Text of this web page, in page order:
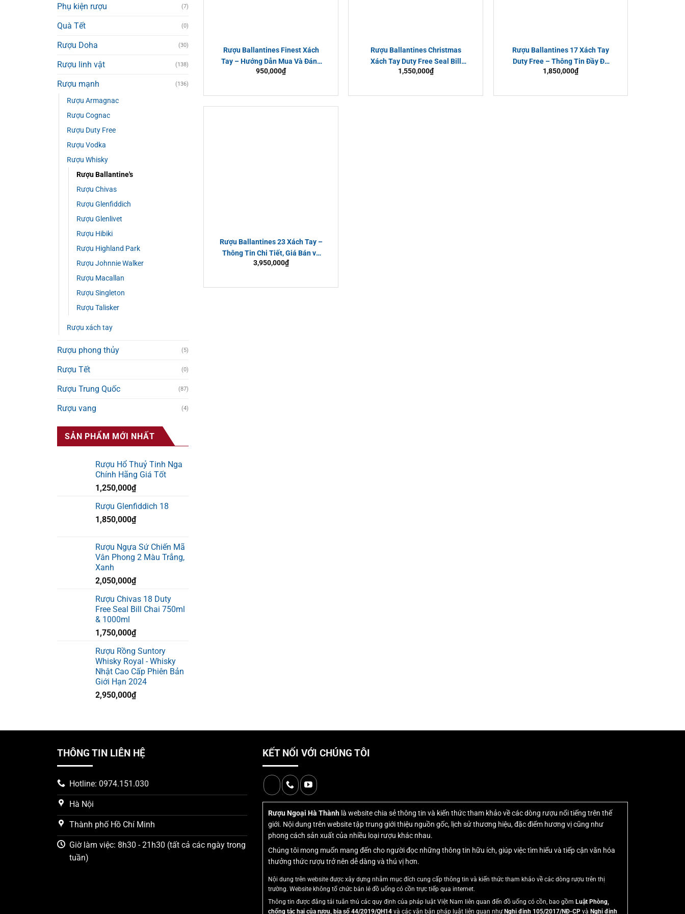
Phụ kiện rượu (7)
Quà Tết (0)
Rượu Doha (30)
Rượu linh vật (138)
Rượu mạnh (136)
Rượu Armagnac
Rượu Cognac
Rượu Duty Free
Rượu Vodka
Rượu Whisky
Rượu Ballantine's
Rượu Chivas
Rượu Glenfiddich
Rượu Glenlivet
Rượu Hibiki
Rượu Highland Park
Rượu Johnnie Walker
Rượu Macallan
Rượu Singleton
Rượu Talisker
Rượu xách tay
Rượu phong thủy (5)
Rượu Tết (0)
Rượu Trung Quốc (87)
Rượu vang (4)
SẢN PHẨM MỚI NHẤT
Rượu Hổ Thuỷ Tinh Nga
Chính Hãng Giá Tốt
1,250,000₫
Rượu Glenfiddich 18
1,850,000₫
Rượu Ngựa Sứ Chiến Mã
Vân Phong 2 Màu Trắng,
Xanh
2,050,000₫
Rượu Chivas 18 Duty
Free Seal Bill Chai 750ml
& 1000ml
1,750,000₫
Rượu Rồng Suntory
Whisky Royal - Whisky
Nhật Cao Cấp Phiên Bản
Giới Hạn 2024
2,950,000₫
Rượu Ballantines Finest Xách
Tay – Hướng Dẫn Mua Và Đánh
Giá Chi Tiết
950,000₫
Rượu Ballantines Christmas
Xách Tay Duty Free Seal Bill
Chính Hãng
1,550,000₫
Rượu Ballantines 17 Xách Tay
Duty Free – Thông Tin Đầy Đủ
Và Hướng Dẫn Mua Chính Hãng
1,850,000₫
Rượu Ballantines 23 Xách Tay –
Thông Tin Chi Tiết, Giá Bán và
Địa Chỉ Mua Chính Hãng
3,950,000₫
THÔNG TIN LIÊN HỆ
Hotline: 0974.151.030
Hà Nội
Thành phố Hồ Chí Minh
Giờ làm việc: 8h30 - 21h30 (tất cả các ngày trong
tuần)
KẾT NỐI VỚI CHÚNG TÔI
Rượu Ngoại Hà Thành là website chia sẻ thông tin và kiến thức tham khảo về các dòng rượu nổi tiếng trên thế
giới. Nội dung trên website tập trung giới thiệu nguồn gốc, lịch sử thương hiệu, đặc điểm hương vị cũng như
phong cách sản xuất của nhiều loại rượu khác nhau.
Chúng tôi mong muốn mang đến cho người đọc những thông tin hữu ích, giúp việc tìm hiểu và tiếp cận văn hóa
thưởng thức rượu trở nên dễ dàng và thú vị hơn.
Nội dung trên website được xây dựng nhằm mục đích cung cấp thông tin và kiến thức tham khảo về các dòng rượu trên thị
trường. Website không tổ chức bán lẻ đồ uống có cồn trực tiếp qua internet.
Thông tin được đăng tải tuân thủ các quy định của pháp luật Việt Nam liên quan đến đồ uống có cồn, bao gồm Luật Phòng,
chống tác hại của rượu, bia số 44/2019/QH14 và các văn bản pháp luật liên quan như Nghị định 105/2017/NĐ-CP và Nghị định